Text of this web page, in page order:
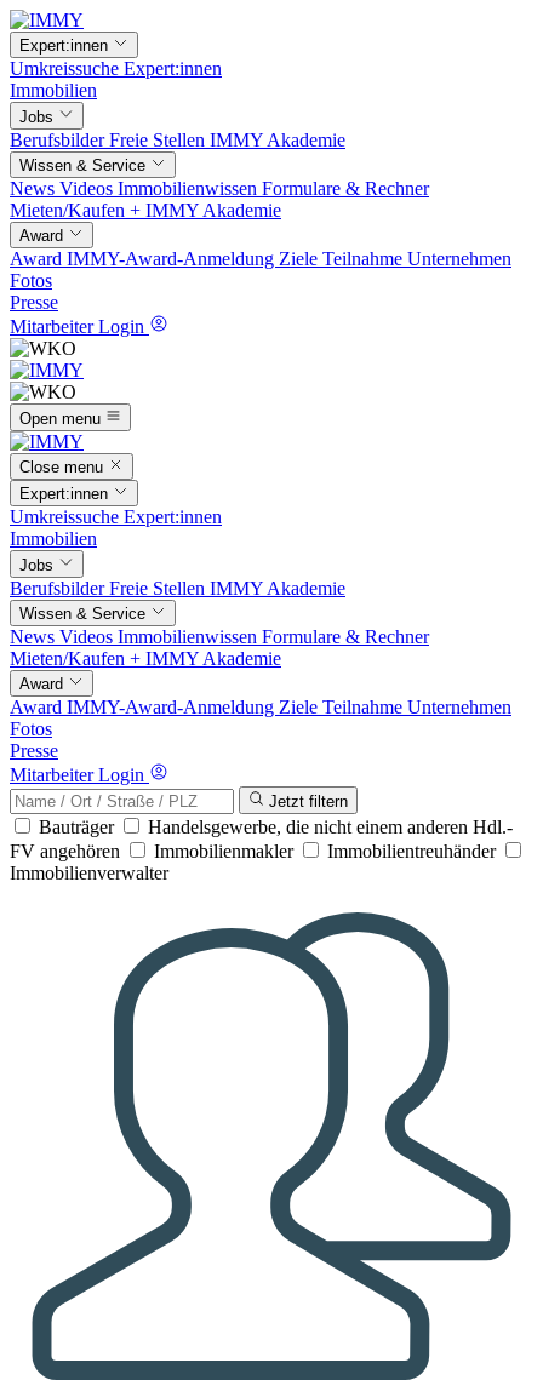
Expert:innen
Umkreissuche Expert:innen
Immobilien
Jobs
BerufsbilderFreie Stellen IMMY Akademie
Wissen & Service
News Videos Immobilienwissen Formulare & Rechner
Mieten/Kaufen + IMMY Akademie
Award
Award IMMY-Award-Anmeldung Ziele Teilnahme Unternehmen
Fotos
Presse
Mitarbeiter Login
Open menu
Close menu
Expert:innen
Umkreissuche Expert:innen
Immobilien
Jobs
BerufsbilderFreie Stellen IMMY Akademie
Wissen & Service
News Videos Immobilienwissen Formulare & Rechner
Mieten/Kaufen + IMMY Akademie
Award
Award IMMY-Award-Anmeldung Ziele Teilnahme Unternehmen
Fotos
Presse
Mitarbeiter Login
Jetzt filtern
Bauträger
Handelsgewerbe, die nicht einem anderen Hdl.-
FV angehören
Immobilienmakler
Immobilientreuhänder
Immobilienverwalter